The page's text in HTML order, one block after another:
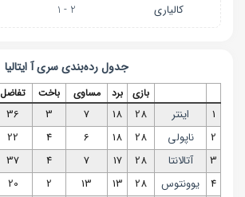
کالیاری 2 - 1
جدول رده‌بندیسری آ ایتالیا
بازی برد مساوی باخت تفاضل
1 اینتر 28
18
7
3
36
2
ناپولی 28
18
6
4
22
3
آتالانتا 28
17
7
4
37
4
یوونتوس 28
13
13
2
20